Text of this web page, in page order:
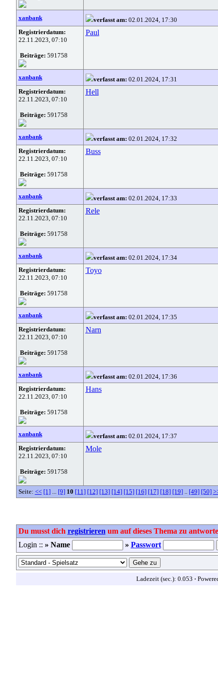
xanbank verfasst am: 02.01.2024, 17:30
Registrierdatum:
22.11.2023, 07:10
Beiträge: 591758
Paul
xanbank verfasst am: 02.01.2024, 17:31
Registrierdatum:
22.11.2023, 07:10
Beiträge: 591758
Hell
xanbank verfasst am: 02.01.2024, 17:32
Registrierdatum:
22.11.2023, 07:10
Beiträge: 591758
Buss
xanbank verfasst am: 02.01.2024, 17:33
Registrierdatum:
22.11.2023, 07:10
Beiträge: 591758
Rele
xanbank verfasst am: 02.01.2024, 17:34
Registrierdatum:
22.11.2023, 07:10
Beiträge: 591758
Toyo
xanbank verfasst am: 02.01.2024, 17:35
Registrierdatum:
22.11.2023, 07:10
Beiträge: 591758
Narn
xanbank verfasst am: 02.01.2024, 17:36
Registrierdatum:
22.11.2023, 07:10
Beiträge: 591758
Hans
xanbank verfasst am: 02.01.2024, 17:37
Registrierdatum:
22.11.2023, 07:10
Beiträge: 591758
Mole
Seite: << [1]... [9] 10 [11] [12] [13] [14] [15] [16] [17] [18] [19].. [49] [50]
Du musst dich registrieren um auf dieses Thema zu
Login :: » Name » Passwort
Ladezeit (sec.): 0.053 ·